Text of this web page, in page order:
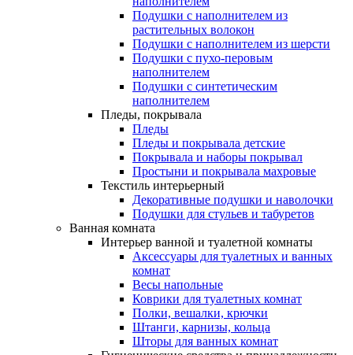
Подушки с наполнителем из
растительных волокон
Подушки с наполнителем из шерсти
Подушки с пухо-перовым
наполнителем
Подушки с синтетическим
наполнителем
Пледы, покрывала
Пледы
Пледы и покрывала детские
Покрывала и наборы покрывал
Простыни и покрывала махровые
Текстиль интерьерный
Декоративные подушки и наволочки
Подушки для стульев и табуретов
Ванная комната
Интерьер ванной и туалетной комнаты
Аксессуары для туалетных и ванных
комнат
Весы напольные
Коврики для туалетных комнат
Полки, вешалки, крючки
Штанги, карнизы, кольца
Шторы для ванных комнат